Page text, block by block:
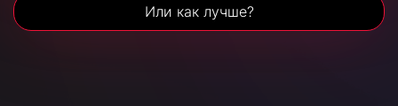
Или как лучше?